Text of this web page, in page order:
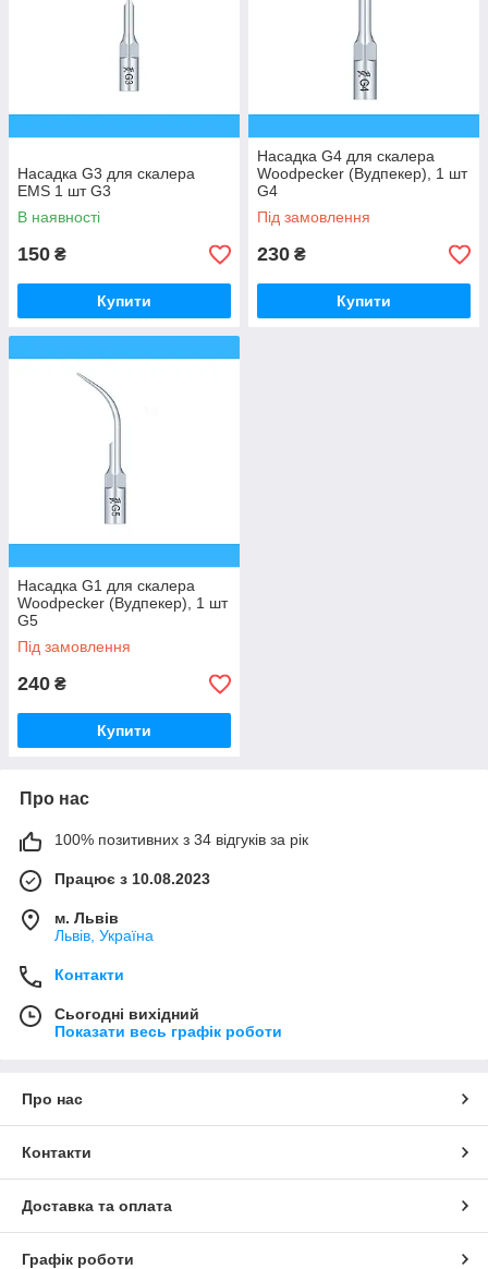
Насадка G3 для скалера
EMS 1 шт G3
В наявності
150 ₴
Купити
Насадка G4 для скалера
Woodpecker (Вудпекер), 1 шт
G4
Під замовлення
230 ₴
Купити
Насадка G1 для скалера
Woodpecker (Вудпекер), 1 шт
G5
Під замовлення
240 ₴
Купити
Про нас
100% позитивних з 34 відгуків за рік
Працює з 10.08.2023
м. Львів
Львів, Україна
Контакти
Сьогодні вихідний
Показати весь графік роботи
Про нас
Контакти
Доставка та оплата
Графік роботи